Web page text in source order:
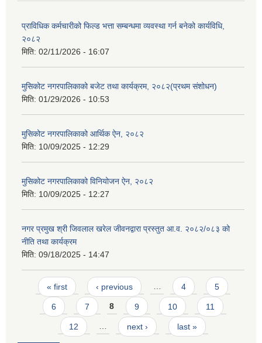
प्राविधिक कर्मचारीको फिल्ड भत्ता सम्बन्धमा व्यवस्था गर्न बनेको कार्यविधि,
२०८२
मिति: 02/11/2026 - 16:07
मुसिकोट नगरपालिकाको बजेट तथा कार्यक्रम, २०८२(प्रथम संशोधन)
मिति: 01/29/2026 - 10:53
मुसिकोट नगरपालिकाको आर्थिक ऐन, २०८२
मिति: 10/09/2025 - 12:29
मुसिकोट नगरपालिकाको विनियोजन ऐन, २०८२
मिति: 10/09/2025 - 12:27
नगर प्रमुख श्री जिवलाल खरेल जीवनद्वारा प्रस्तुत आ.व. २०८२/०८३ को
नीति तथा कार्यक्रम
मिति: 09/18/2025 - 14:47
Pages
« first ‹ previous … 4 5
6 7 8 9 10 11
12 … next › last »